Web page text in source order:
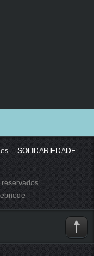
SOLIDARIEDADE